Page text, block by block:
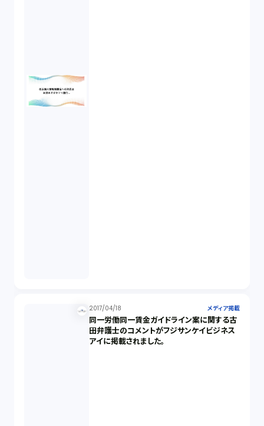
2017/04/18 メディア掲載
同一労働同一賃金ガイドライン案に関する古
田弁護士のコメントがフジサンケイビジネス
アイに掲載されました。